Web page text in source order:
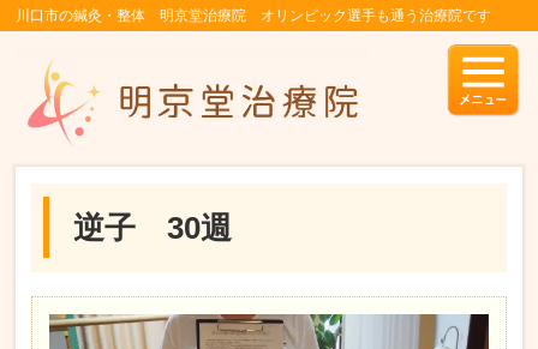
川口市の鍼灸・整体 明京堂治療院 オリンピック選手も通う治療院です
逆子 30週